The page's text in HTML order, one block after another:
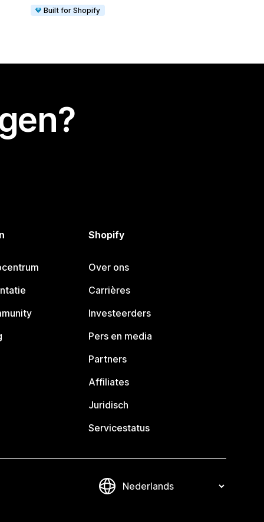
Built for Shopify
Shopify
Over ons
Carrières
Investeerders
Pers en media
Partners
Affiliates
Juridisch
Servicestatus